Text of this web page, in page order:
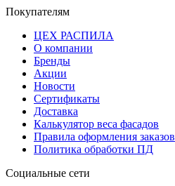
Покупателям
ЦЕХ РАСПИЛА
О компании
Бренды
Акции
Новости
Сертификаты
Доставка
Калькулятор веса фасадов
Правила оформления заказов
Политика обработки ПД
Социальные сети